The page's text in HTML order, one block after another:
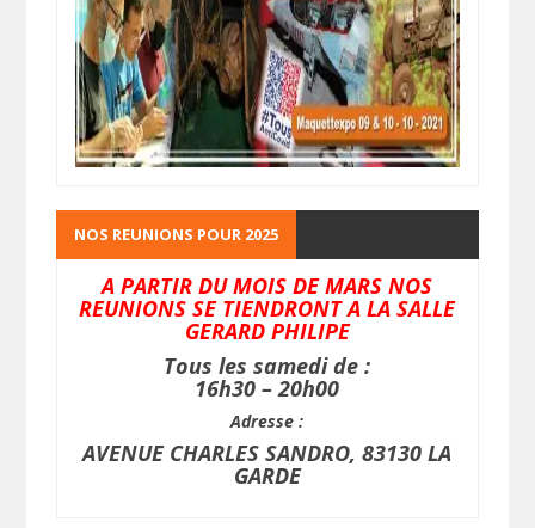
NOS REUNIONS POUR 2025
A PARTIR DU MOIS DE MARS NOS
REUNIONS SE TIENDRONT A LA SALLE
GERARD PHILIPE
Tous les samedi de :
16h30 – 20h00
Adresse :
AVENUE CHARLES SANDRO, 83130 LA
GARDE